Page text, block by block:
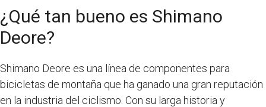
¿Qué tan bueno es Shimano
Deore?
Shimano Deore es una línea de componentes para
bicicletas de montaña que ha ganado una gran reputación
en la industria del ciclismo. Con su larga historia y